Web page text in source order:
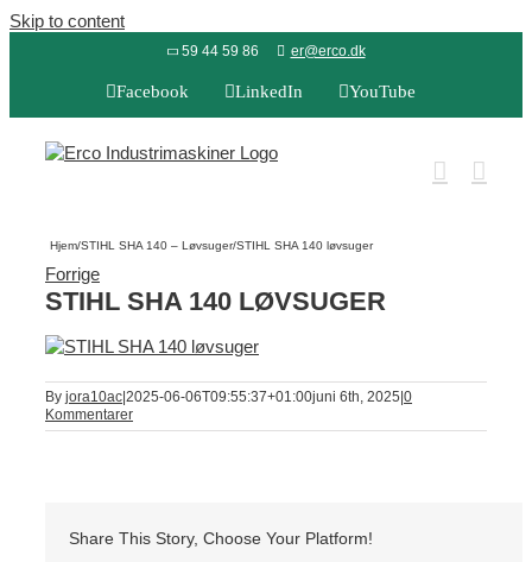
Skip to content
59 44 59 86 er@erco.dk
Facebook LinkedIn YouTube
Hjem/STIHL SHA 140 – Løvsuger/STIHL SHA 140 løvsuger
Forrige
STIHL SHA 140 LØVSUGER
By jora10ac 2025-06-06T09:55:37+01:00juni 6th, 2025 0
Kommentarer
Share This Story, Choose Your Platform!